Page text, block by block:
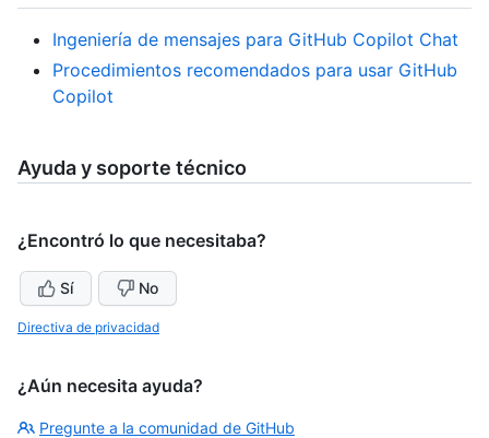
Ingeniería de mensajes para GitHub Copilot Chat
Procedimientos recomendados para usar GitHub
Copilot
Ayuda y soporte técnico
¿Encontró lo que necesitaba?
Sí No
Directiva de privacidad
¿Aún necesita ayuda?
Pregunte a la comunidad de GitHub